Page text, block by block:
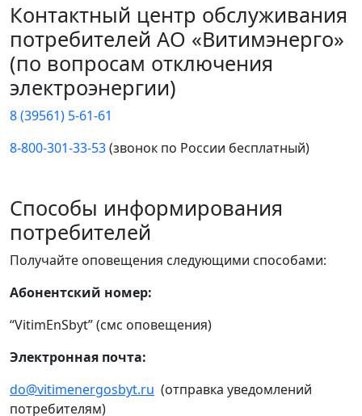
Контактный центр обслуживания
потребителей АО «Витимэнерго»
(по вопросам отключения
электроэнергии)
8 (39561) 5-61-61
8-800-301-33-53(звонок по России бесплатный)
Способы информирования
потребителей
Получайте оповещения следующими способами:
Абонентский номер:
“VitimEnSbyt” (смс оповещения)
Электронная почта:
do@vitimenergosbyt.ru (отправка уведомлений
потребителям)